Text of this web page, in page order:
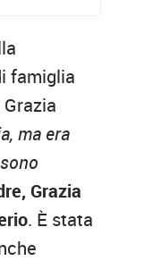
famiglia
ma era
Grazia
. È stata